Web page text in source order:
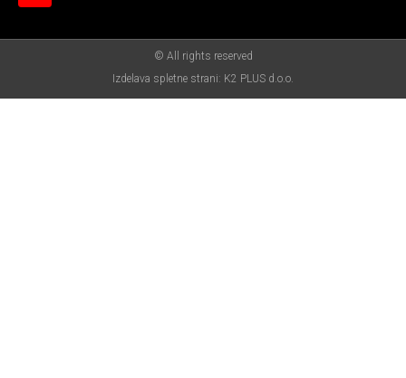
© All rights reserved
Izdelava spletne strani: K2 PLUS d.o.o.